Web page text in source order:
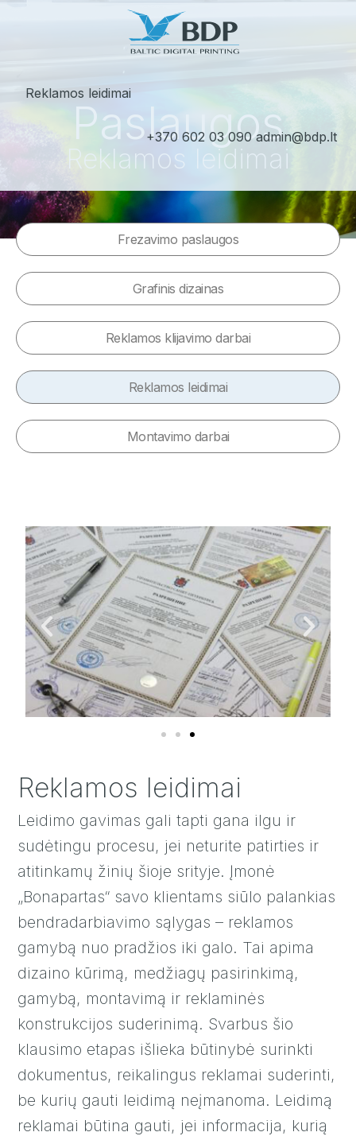
Reklamos leidimai
+370 602 03 090 admin@bdp.lt
Paslaugos
Reklamos leidimai
Frezavimo paslaugos
Grafinis dizainas
Reklamos klijavimo darbai
Reklamos leidimai
Montavimo darbai
Reklamos leidimai
Leidimo gavimas gali tapti gana ilgu ir
sudėtingu procesu, jei neturite patirties ir
atitinkamų žinių šioje srityje. Įmonė
„Bonapartas“ savo klientams siūlo palankias
bendradarbiavimo sąlygas – reklamos
gamybą nuo pradžios iki galo. Tai apima
dizaino kūrimą, medžiagų pasirinkimą,
gamybą, montavimą ir reklaminės
konstrukcijos suderinimą. Svarbus šio
klausimo etapas išlieka būtinybė surinkti
dokumentus, reikalingus reklamai suderinti,
be kurių gauti leidimą neįmanoma. Leidimą
reklamai būtina gauti, jei informacija, kurią